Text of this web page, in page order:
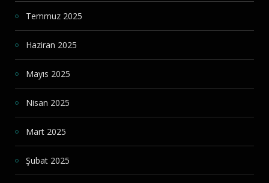
Temmuz 2025
Haziran 2025
Mayıs 2025
Nisan 2025
Mart 2025
Şubat 2025